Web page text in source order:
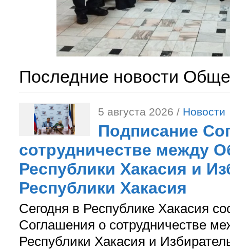
Последние новости
5 августа 2026 / Новости
Подписание
сотрудничестве между
Республики Хакасия и
Республики Хакасия
Сегодня в Республике Хакасия
Соглашения о сотрудничестве
Республики Хакасия и